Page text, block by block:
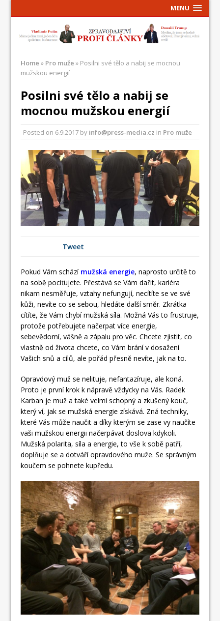
MENU
Home » Pro muže » Posilni své tělo a nabij se mocnou
mužskou energií
Posilni své tělo a nabij se
mocnou mužskou energií
Posted on 6.9.2017 by info@press-media.cz in Pro muže
Tweet
Pokud Vám schází mužská energie, naprosto určitě to
na sobě pociťujete. Přestává se Vám dařit, kariéra
nikam nesměřuje, vztahy nefungují, necítíte se ve své
kůži, nevíte co se sebou, hledáte další směr. Zkrátka
cítíte, že Vám chybí mužská síla. Možná Vás to frustruje,
protože potřebujete načerpat více energie,
sebevědomí, vášně a zápalu pro věc. Chcete zjistit, co
vlastně od života chcete, co Vám brání v dosažení
Vašich snů a cílů, ale pořád přesně nevíte, jak na to.
Opravdový muž se nelituje, nefantazíruje, ale koná.
Proto je první krok k nápravě vždycky na Vás. Radek
Karban je muž a také velmi schopný a zkušený kouč,
který ví, jak se mužská energie získává. Zná techniky,
které Vás může naučit a díky kterým se zase vy naučíte
vaši mužskou energii načerpávat doslova kdykoli.
Mužská polarita, síla a energie, to vše k sobě patří,
doplňuje se a dotváří opravdového muže. Se správným
koučem se pohnete kupředu.